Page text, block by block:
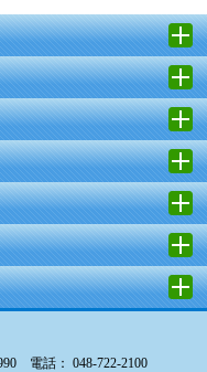
電話： 048-722-2100